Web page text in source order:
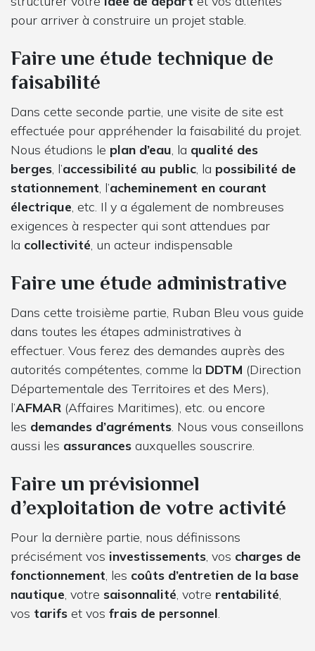
pour arriver à construire un projet stable.
Faire une étude technique de
faisabilité
Dans cette seconde partie, une visite de site est
effectuée pour appréhender la faisabilité du projet.
Nous étudions le plan d’eau, la qualité des
berges, l’accessibilité au public, la possibilité de
stationnement, l’acheminement en courant
électrique, etc. Il y a également de nombreuses
exigences à respecter qui sont attendues par
la collectivité, un acteur indispensable
Faire une étude administrative
Dans cette troisième partie, Ruban Bleu vous guide
dans toutes les étapes administratives à
effectuer. Vous ferez des demandes auprès des
autorités compétentes, comme la DDTM (Direction
Départementale des Territoires et des Mers),
l’AFMAR (Affaires Maritimes), etc. ou encore
les demandes d’agréments. Nous vous conseillons
aussi les assurances auxquelles souscrire.
Faire un prévisionnel
d’exploitation de votre activité
Pour la dernière partie, nous définissons
précisément vos investissements, vos charges de
fonctionnement, les coûts d’entretien de la base
nautique, votre saisonnalité, votre rentabilité,
vos tarifs et vos frais de personnel.